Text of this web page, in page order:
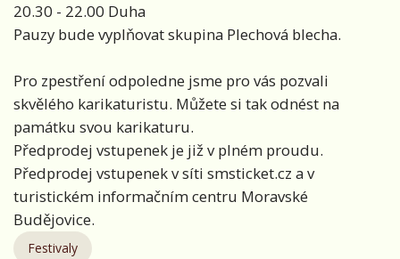
20.30 - 22.00 Duha
Pauzy bude vyplňovat skupina Plechová blecha.
Pro zpestření odpoledne jsme pro vás pozvali
skvělého karikaturistu. Můžete si tak odnést na
památku svou karikaturu.
Předprodej vstupenek je již v plném proudu.
Předprodej vstupenek v síti smsticket.cz a v
turistickém informačním centru Moravské
Budějovice.
Festivaly